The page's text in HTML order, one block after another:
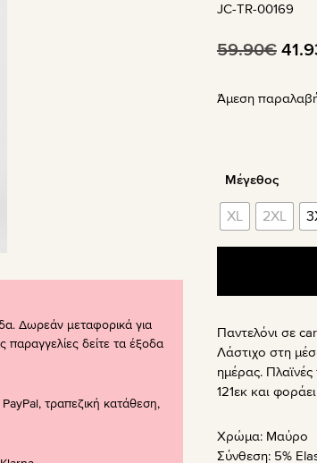
JC-TR-00169
59.90€
was:
Άμεση
Μέγεθος
XL 2XL
Παντελόνι σε
Λάστιχο στη
ημέρας.
121εκ και
Χρώμα: Μαύρο
Σύνθεση: 5%
Δωρεάν μεταφορικά για
δείτε τα έξοδα
τραπεζική κατάθεση,